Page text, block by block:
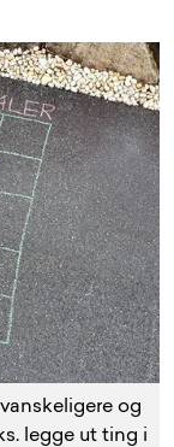
og
legge ut ting i